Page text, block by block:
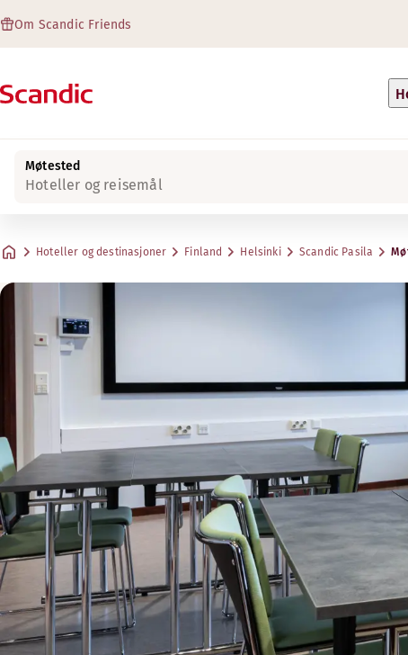
Om Scandic Friends
Møtested
Hoteller og reisemål
Hoteller og destinasjoner Finland Helsinki Scandic Pasila